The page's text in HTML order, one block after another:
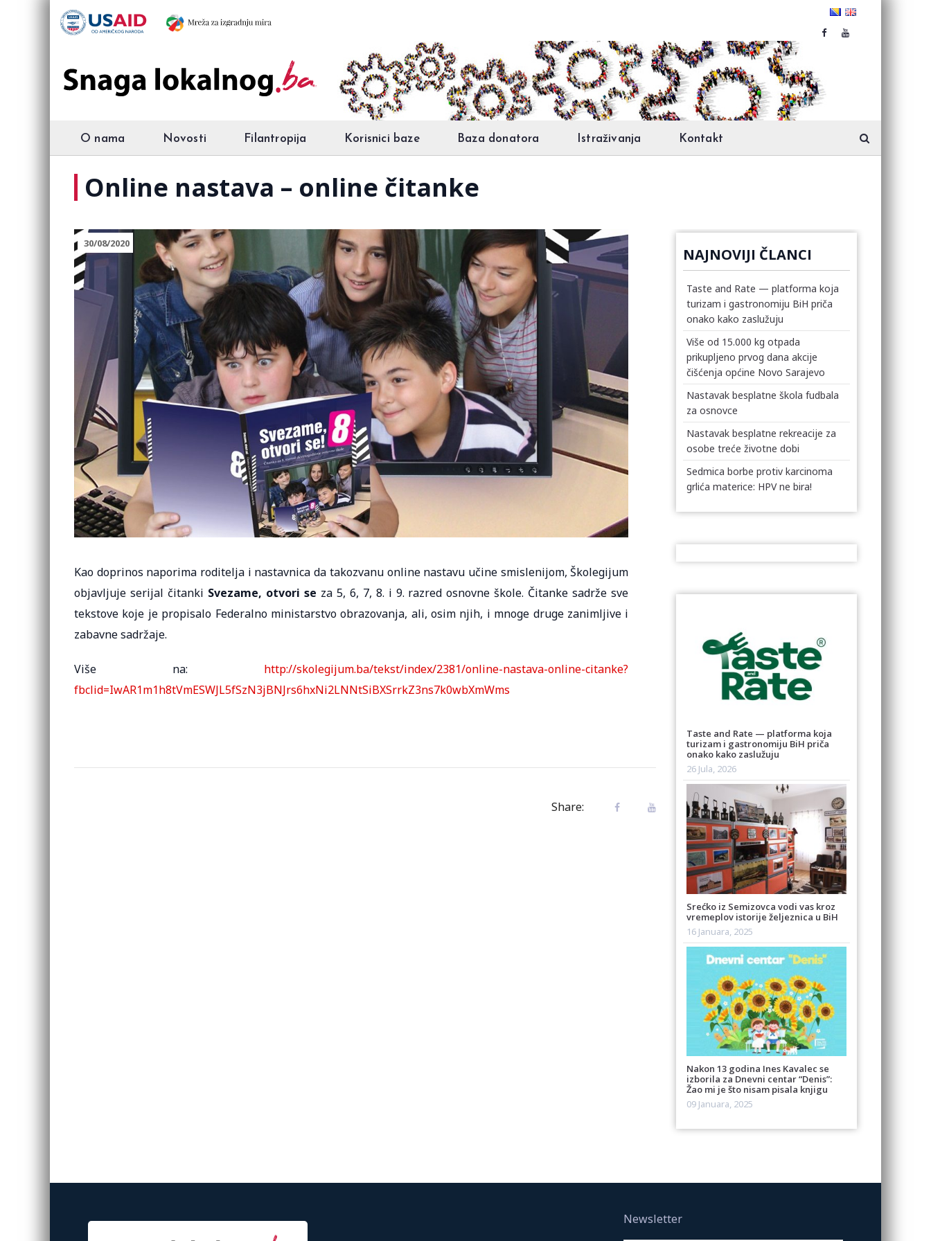
O nama Novosti Filantropija Korisnici baze Baza donatora Istraživanja Kontakt
Online nastava – online čitanke
30/08/2020
Kao doprinos naporima roditelja i nastavnica da takozvanu online nastavu učine smislenijom, Školegijum
objavljuje serijal čitanki Svezame, otvori se za 5, 6, 7, 8. i 9. razred osnovne škole. Čitanke sadrže sve
tekstove koje je propisalo Federalno ministarstvo obrazovanja, ali, osim njih, i mnoge druge zanimljive i
zabavne sadržaje.
Više na: http://skolegijum.ba/tekst/index/2381/online-nastava-online-citanke?
fbclid=IwAR1m1h8tVmESWJL5fSzN3jBNJrs6hxNi2LNNtSiBXSrrkZ3ns7k0wbXmWms
Share:
NAJNOVIJI ČLANCI
Taste and Rate — platforma koja
turizam i gastronomiju BiH priča
onako kako zaslužuju
Više od 15.000 kg otpada
prikupljeno prvog dana akcije
čišćenja općine Novo Sarajevo
Nastavak besplatne škola fudbala
za osnovce
Nastavak besplatne rekreacije za
osobe treće životne dobi
Sedmica borbe protiv karcinoma
grlića materice: HPV ne bira!
Taste and Rate — platforma koja
turizam i gastronomiju BiH priča
onako kako zaslužuju
26 Jula, 2026
Srećko iz Semizovca vodi vas kroz
vremeplov istorije željeznica u BiH
16 Januara, 2025
Nakon 13 godina Ines Kavalec se
izborila za Dnevni centar “Denis”:
Žao mi je što nisam pisala knjigu
09 Januara, 2025
Newsletter